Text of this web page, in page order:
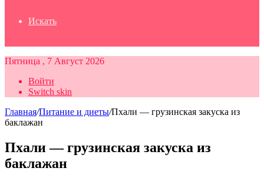
Искать
Пятница , 7 Август 2026
Войти
Switch skin
Главная/Питание и диеты/Пхали — грузинская закуска из
баклажан
Пхали — грузинская закуска из
баклажан